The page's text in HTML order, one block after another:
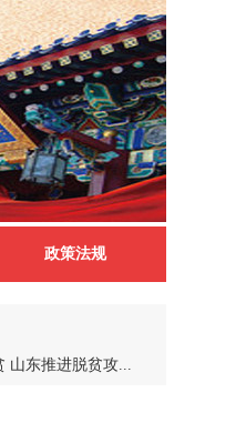
政策法规
山东推进脱贫攻...